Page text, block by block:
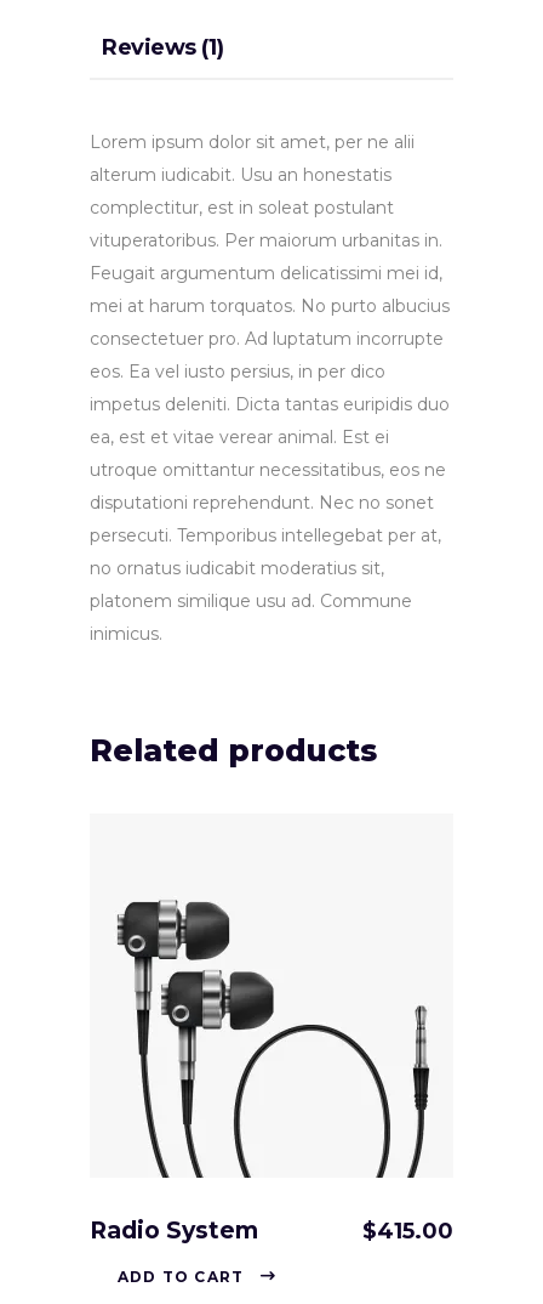
Reviews (1)
Lorem ipsum dolor sit amet, per ne alii
alterum iudicabit. Usu an honestatis
complectitur, est in soleat postulant
vituperatoribus. Per maiorum urbanitas in.
Feugait argumentum delicatissimi mei id,
mei at harum torquatos. No purto albucius
consectetuer pro. Ad luptatum incorrupte
eos. Ea vel iusto persius, in per dico
impetus deleniti. Dicta tantas euripidis duo
ea, est et vitae verear animal. Est ei
utroque omittantur necessitatibus, eos ne
disputationi reprehendunt. Nec no sonet
persecuti. Temporibus intellegebat per at,
no ornatus iudicabit moderatius sit,
platonem similique usu ad. Commune
inimicus.
Related products
Radio System $415.00
ADD TO CART